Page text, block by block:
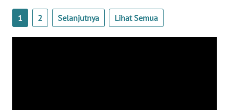
1 2 Selanjutnya Lihat Semua
BALI